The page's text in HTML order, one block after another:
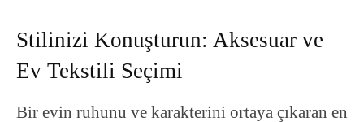
Stilinizi Konuşturun: Aksesuar ve
Ev Tekstili Seçimi
Bir evin ruhunu ve karakterini ortaya çıkaran en